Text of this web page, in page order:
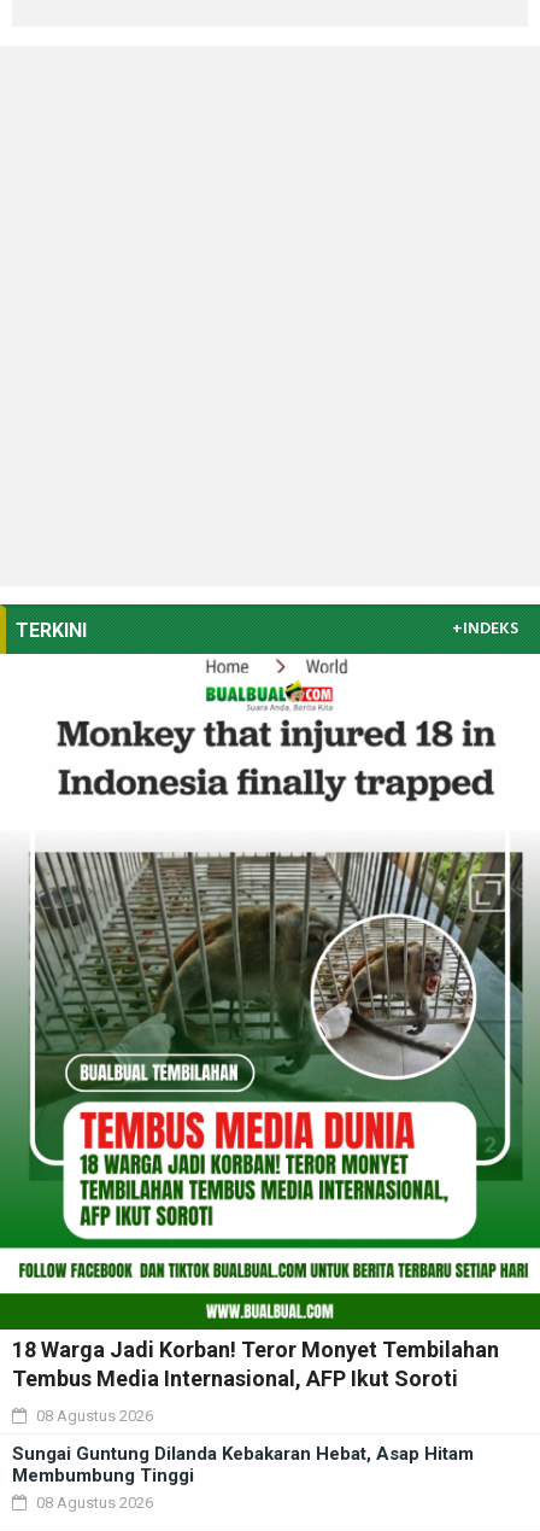
TERKINI +INDEKS
18 Warga Jadi Korban! Teror Monyet Tembilahan
Tembus Media Internasional, AFP Ikut Soroti
08 Agustus 2026
Sungai Guntung Dilanda Kebakaran Hebat, Asap Hitam
Membumbung Tinggi
08 Agustus 2026